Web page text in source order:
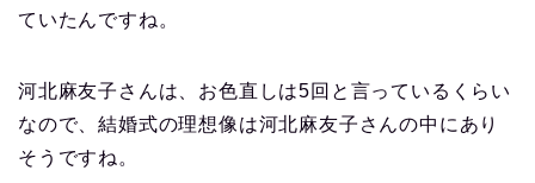
ていたんですね。
河北麻友子さんは、お色直しは5回と言っているくらい
なので、結婚式の理想像は河北麻友子さんの中にあり
そうですね。